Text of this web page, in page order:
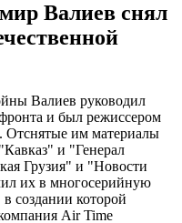
Валиев снял
Валиев руководил
и был режиссером
Отснятые им материалы
и "Генерал
Грузия" и "Новости
их в многосерийную
создании которой
Air Time